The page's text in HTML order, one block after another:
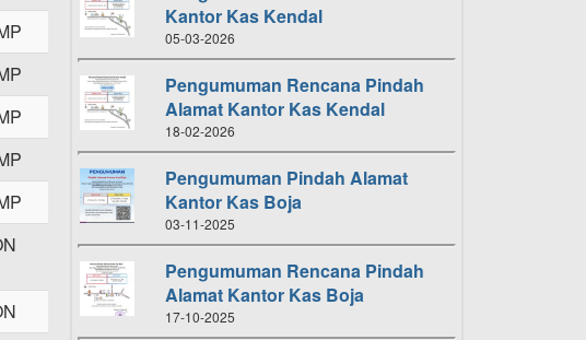
Kantor Kas Kendal
05-03-2026
Pengumuman Rencana Pindah
Alamat Kantor Kas Kendal
18-02-2026
Pengumuman Pindah Alamat
Kantor Kas Boja
03-11-2025
Pengumuman Rencana Pindah
Alamat Kantor Kas Boja
17-10-2025